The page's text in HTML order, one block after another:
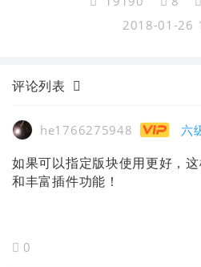
2018-01-26
评论列表
he1766275948 六
如果可以指定版块使用更好，
和丰富插件功能！
0